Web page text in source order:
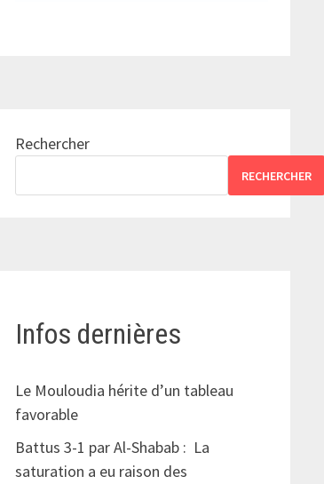
Rechercher
RECHERCHER
Infos dernières
Le Mouloudia hérite d’un tableau
favorable
Battus 3-1 par Al-Shabab : La
saturation a eu raison des